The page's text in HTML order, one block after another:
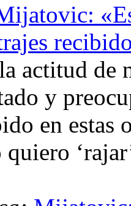
actitud de
y
en estas